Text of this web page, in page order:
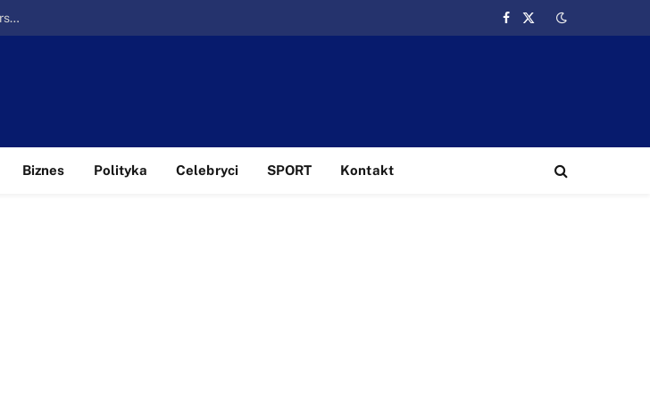
Ucieczka z piekła: Pierwszy samolot z Polakami wylądował w Warszawie
Facebook
X
Biznes Polityka Celebryci SPORT Kontakt